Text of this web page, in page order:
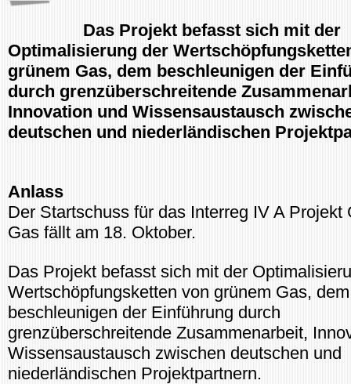
Das Projekt befasst sich mit der
Optimalisierung der
grünem Gas, dem beschleunigen der
durch grenzüberschreitende
Innovation und Wissensaustausch
deutschen und niederländischen
Anlass
Der Startschuss für das Interreg IV A Projekt
Gas fällt am 18. Oktober.
Das Projekt befasst sich mit der
Wertschöpfungsketten von grünem Gas, dem
beschleunigen der Einführung durch
grenzüberschreitende Zusammenarbeit,
Wissensaustausch zwischen deutschen und
niederländischen Projektpartnern.